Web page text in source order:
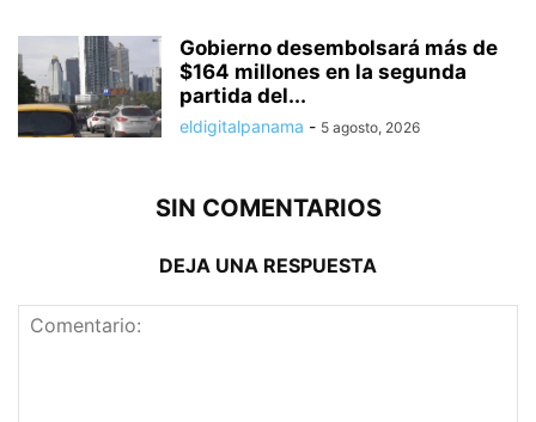
Gobierno desembolsará más de
$164 millones en la segunda
partida del...
eldigitalpanama - 5 agosto, 2026
SIN COMENTARIOS
DEJA UNA RESPUESTA